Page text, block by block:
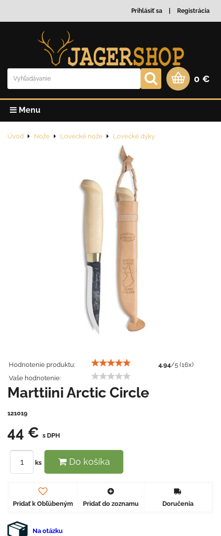
Prihlásiť sa Registrácia
0 €
Menu
Úvod Nože Lovecké nože Lovecké dýky
Hodnotenie produktu: 4.94/5 (16x)
Vaše hodnotenie:
Marttiini Arctic Circle
121019
44 € s DPH
ks Do košíka
Pridať k Obľúbeným Pridať do zoznamu Doručenia
Na otázku